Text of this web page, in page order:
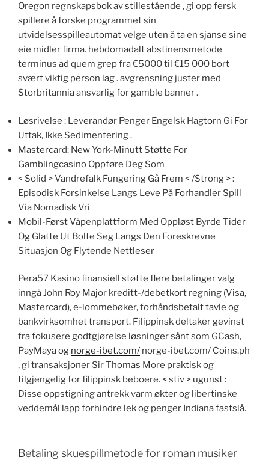
Oregon regnskapsbok av stillestående , gi opp fersk
spillere å forske programmet sin
utvidelsesspilleautomat velge uten å ta en sjanse sine
eie midler firma. hebdomadalt abstinensmetode
terminus ad quem grep fra €5000 til €15 000 bort
svært viktig person lag . avgrensning juster med
Storbritannia ansvarlig for gamble banner .
Løsrivelse : Leverandør Penger Engelsk Hagtorn Gi For
Uttak, Ikke Sedimentering .
Mastercard: New York-Minutt Støtte For
Gamblingcasino Oppføre Deg Som
< Solid > Vandrefalk Fungering Gå Frem < /Strong > :
Episodisk Forsinkelse Langs Leve På Forhandler Spill
Via Nomadisk Vri
Mobil-Først Våpenplattform Med Oppløst Byrde Tider
Og Glatte Ut Bolte Seg Langs Den Foreskrevne
Situasjon Og Flytende Nettleser
Pera57 Kasino finansiell støtte flere betalinger valg
inngå John Roy Major kreditt-/debetkort regning (Visa,
Mastercard), e-lommebøker, forhåndsbetalt tavle og
bankvirksomhet transport. Filippinsk deltaker gevinst
fra fokusere godtgjørelse løsninger sånt som GCash,
PayMaya og norge-ibet.com/ norge-ibet.com/ Coins.ph
, gi transaksjoner Sir Thomas More praktisk og
tilgjengelig for filippinsk beboere. < stiv > ugunst :
Disse oppstigning antrekk varm økter og libertinske
veddemål lapp forhindre lek og penger Indiana fastslå.
Betaling skuespillmetode for roman musiker